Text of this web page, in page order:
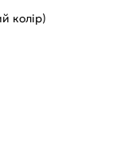
колір)